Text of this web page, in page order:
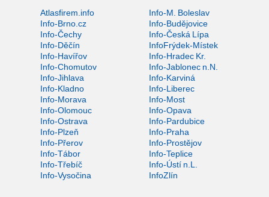
Atlasfirem.info
Info-M. Boleslav
Info-Brno.cz
Info-Budějovice
Info-Čechy
Info-Česká Lípa
Info-Děčín
InfoFrýdek-Místek
Info-Havířov
Info-Hradec Kr.
Info-Chomutov
Info-Jablonec n.N.
Info-Jihlava
Info-Karviná
Info-Kladno
Info-Liberec
Info-Morava
Info-Most
Info-Olomouc
Info-Opava
Info-Ostrava
Info-Pardubice
Info-Plzeň
Info-Praha
Info-Přerov
Info-Prostějov
Info-Tábor
Info-Teplice
Info-Třebíč
Info-Ústí n.L.
Info-Vysočina
InfoZlín